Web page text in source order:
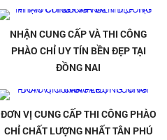
NHẬN CUNG CẤP VÀ THI CÔNG
PHÀO CHỈ UY TÍN BỀN ĐẸP TẠI
ĐỒNG NAI
ĐƠN VỊ CUNG CẤP THI CÔNG PHÀO
CHỈ CHẤT LƯỢNG NHẤT TÂN PHÚ